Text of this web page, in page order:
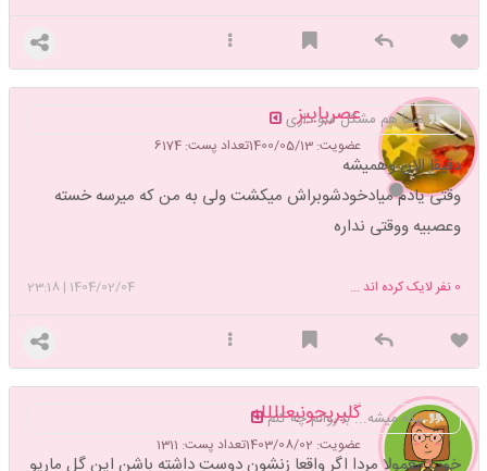
عصرپاییز
عضویت: 1400/05/13 تعداد پست: 6174
شما هم مشکل منو داری
دقیقا الان وهمیشه
وقتی یادم میادخودشوبراش میکشت ولی به من که میرسه خسته
وعصبیه ووقتی نداره
1404/02/04
|
23:18 0 نفر لایک کرده اند ...
گلپریجونبعلللله
عضویت: 1403/08/02 تعداد پست: 1311
مگه میشه... با روانم چه کنم
خوب معمولا مردا اگر واقعا زنشون دوست داشته باشن این گل ماریو